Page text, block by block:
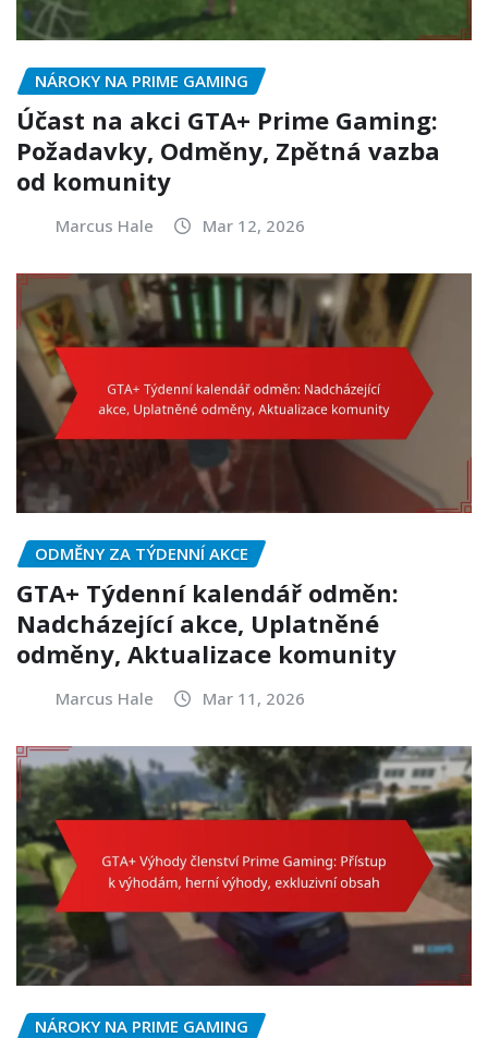
NÁROKY NA PRIME GAMING
Účast na akci GTA+ Prime Gaming:
Požadavky, Odměny, Zpětná vazba
od komunity
Marcus Hale Mar 12, 2026
ODMĚNY ZA TÝDENNÍ AKCE
GTA+ Týdenní kalendář odměn:
Nadcházející akce, Uplatněné
odměny, Aktualizace komunity
Marcus Hale Mar 11, 2026
NÁROKY NA PRIME GAMING